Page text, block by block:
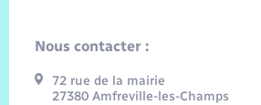
Nous contacter :
72 rue de la mairie
27380 Amfreville-les-Champs